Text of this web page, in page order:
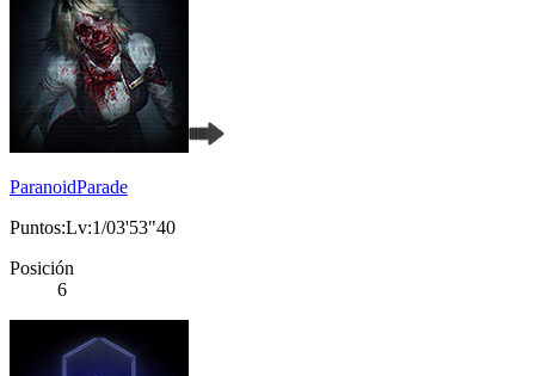
ParanoidParade
Puntos:Lv:1/03'53"40
Posición
6